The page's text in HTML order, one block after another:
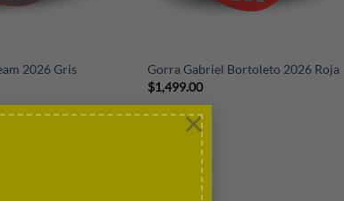
×
2026 Gris
Gorra Gabriel Bortoleto 2026 Roja
$1,499.00